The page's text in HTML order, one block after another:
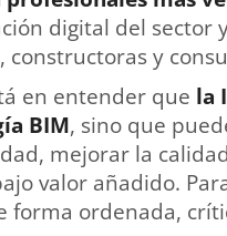
digital del sector
constructoras y
en entender que la
BIM, sino que
mejorar la
valor añadido.
forma ordenada,